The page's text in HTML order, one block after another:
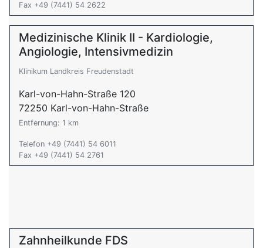
Fax +49 (7441) 54 2622
Medizinische Klinik II - Kardiologie,
Angiologie, Intensivmedizin
Klinikum Landkreis Freudenstadt
Karl-von-Hahn-Straße 120
72250 Karl-von-Hahn-Straße
Entfernung: 1 km
Telefon +49 (7441) 54 6011
Fax +49 (7441) 54 2761
Zahnheilkunde FDS